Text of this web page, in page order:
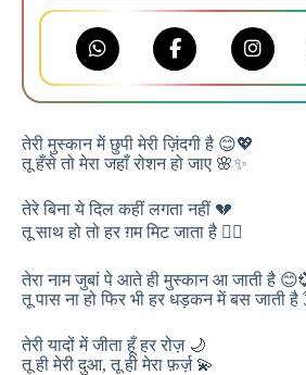
तेरी मुस्कान में छुपी मेरी ज़िंदगी है 😊💖
तू हँसे तो मेरा जहाँ रोशन हो जाए 🌸✨
तेरे बिना ये दिल कहीं लगता नहीं 💔
तू साथ हो तो हर ग़म मिट जाता है ❤️‍🔥
तेरा नाम जुबां पे आते ही मुस्कान आ जाती है
तू पास ना हो फिर भी हर धड़कन में बस जाती है
तेरी यादों में जीता हूँ हर रोज़ 🌙
तू ही मेरी दुआ, तू ही मेरा फ़र्ज़ 💫